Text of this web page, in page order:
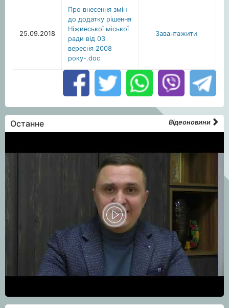
25.09.2018
Про внесення змін
до додатку рішення
Ніжинської міської
ради від 03
вересня 2008
року-.doc
Завантажити
Останне Відеоновини